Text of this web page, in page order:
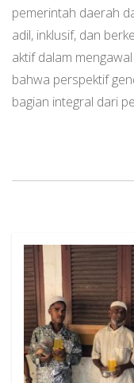
pemerintah daerah
adil, inklusif, dan
aktif dalam
bahwa perspektif
bagian integral dari